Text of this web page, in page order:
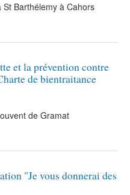
Barthélemy à Cahors
et la prévention contre
de bientraitance
de Gramat
"Je vous donnerai des